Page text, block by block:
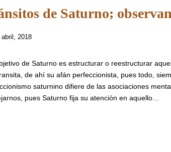
de Saturno;
abril, 2018
de Saturno es estructurar o reestructurar
de ahí su afán perfeccionista, pues todo,
saturnino difiere de las asociaciones
pues Saturno fija su atención en aquello…